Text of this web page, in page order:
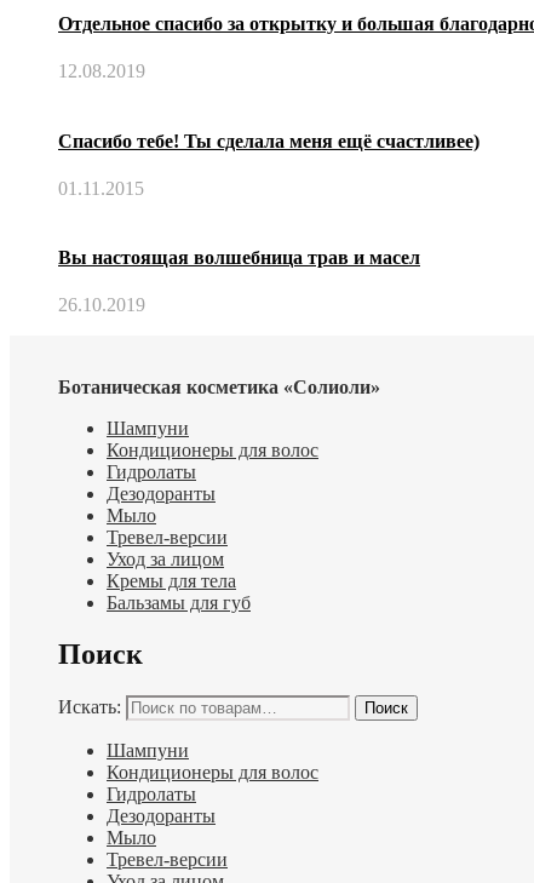
Отдельное спасибо за открытку и большая
12.08.2019
Спасибо тебе! Ты сделала меня ещё счастливее)
01.11.2015
Вы настоящая волшебница трав и масел
26.10.2019
Ботаническая косметика «Солиоли»
Шампуни
Кондиционеры для волос
Гидролаты
Дезодоранты
Мыло
Тревел-версии
Уход за лицом
Кремы для тела
Бальзамы для губ
Поиск
Искать: Поиск
Шампуни
Кондиционеры для волос
Гидролаты
Дезодоранты
Мыло
Тревел-версии